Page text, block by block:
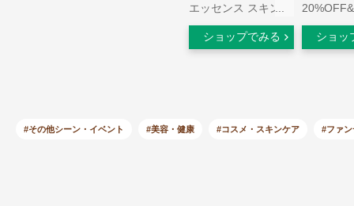
エッセンス スキング
ロウ ファンデーショ
ン ☆ | SHISEIDO 資
ョン スキンケアエッ
ショップでみる
【限定
オクッシ
ン ファ
ショッ
#その他シーン・イベント #美容・健康 #コスメ・スキンケア #ファ